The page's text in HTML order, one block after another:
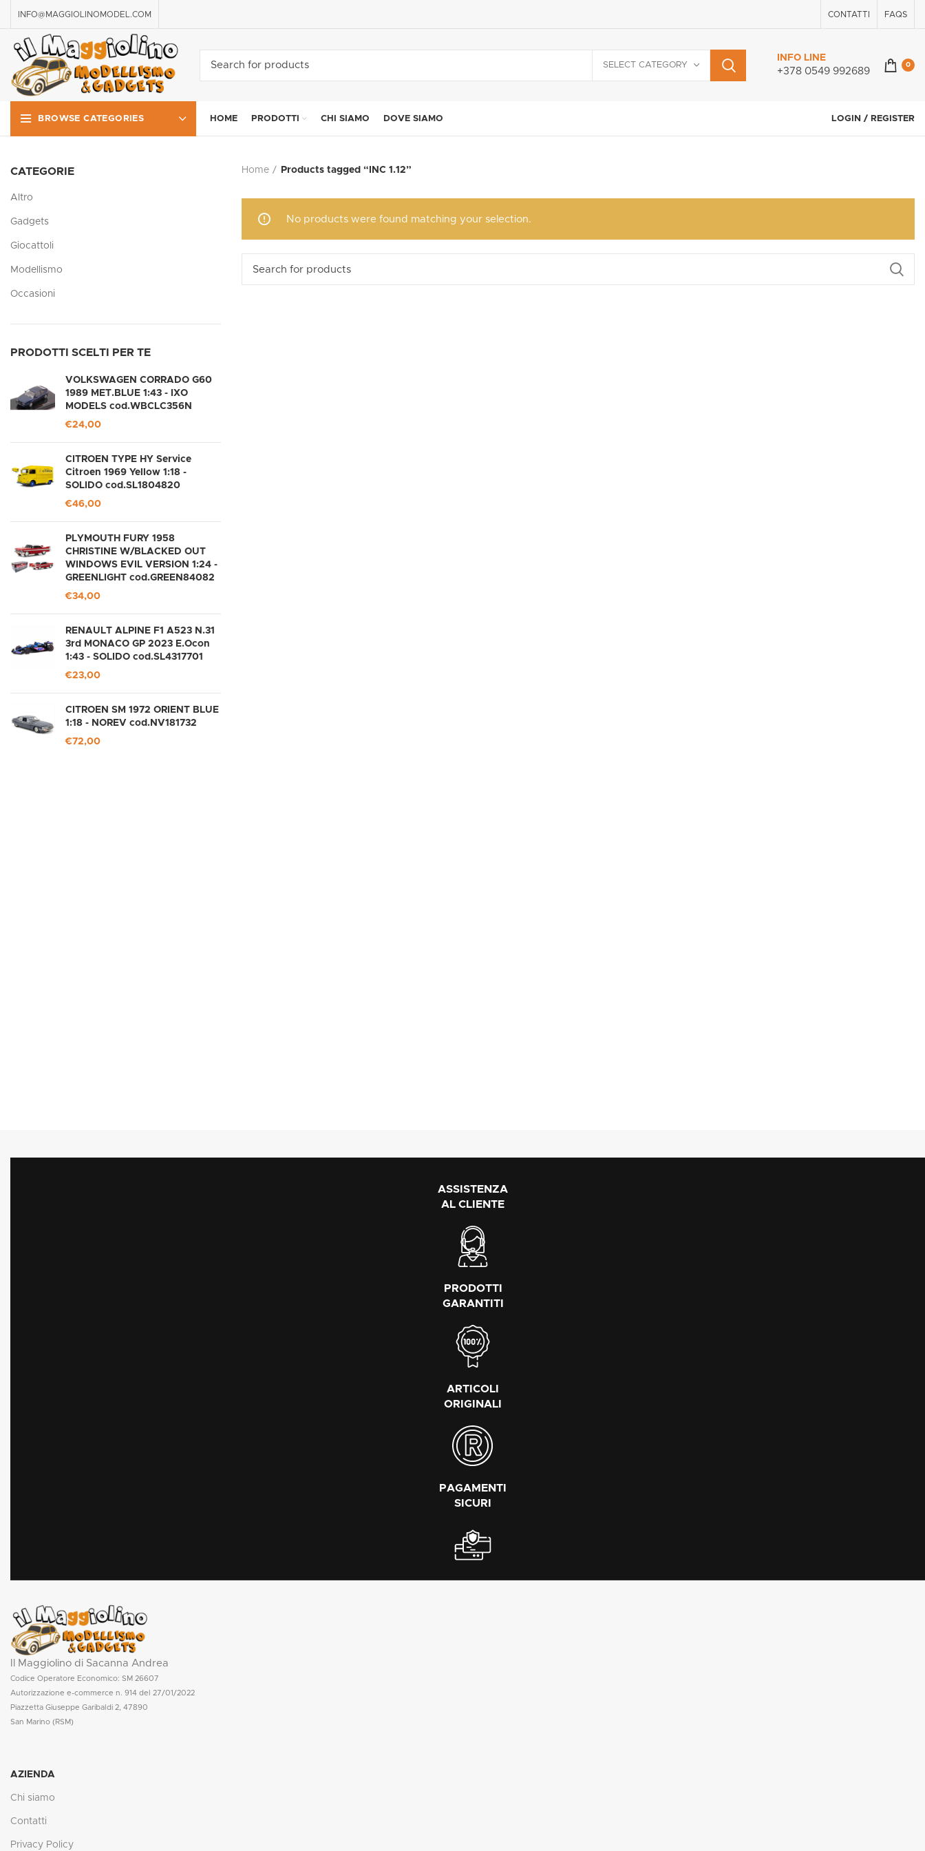
INFO@MAGGIOLINOMODEL.COM CONTATTI FAQS
SELECT CATEGORY
INFO LINE
+378 0549 992689
0
BROWSE CATEGORIES HOME PRODOTTI CHI SIAMO DOVE SIAMO LOGIN / REGISTER
CATEGORIE
Altro
Gadgets
Giocattoli
Modellismo
Occasioni
PRODOTTI SCELTI PER TE
VOLKSWAGEN CORRADO G60
1989 MET.BLUE 1:43 - IXO
MODELS cod.WBCLC356N
€24,00
CITROEN TYPE HY Service
Citroen 1969 Yellow 1:18 -
SOLIDO cod.SL1804820
€46,00
PLYMOUTH FURY 1958
CHRISTINE W/BLACKED OUT
WINDOWS EVIL VERSION 1:24 -
GREENLIGHT cod.GREEN84082
€34,00
RENAULT ALPINE F1 A523 N.31
3rd MONACO GP 2023 E.Ocon
1:43 - SOLIDO cod.SL4317701
€23,00
CITROEN SM 1972 ORIENT BLUE
1:18 - NOREV cod.NV181732
€72,00
Home Products tagged “INC 1.12”
No products were found matching your selection.
ASSISTENZA
AL CLIENTE
PRODOTTI
GARANTITI
ARTICOLI
ORIGINALI
PAGAMENTI
SICURI
Il Maggiolino di Sacanna Andrea
Codice Operatore Economico: SM 26607
Autorizzazione e-commerce n. 914 del 27/01/2022
Piazzetta Giuseppe Garibaldi 2, 47890
San Marino (RSM)
AZIENDA
Chi siamo
Contatti
Privacy Policy